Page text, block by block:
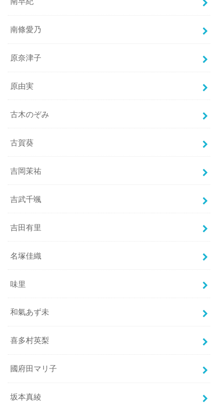
南條愛乃
原奈津子
原由実
古木のぞみ
古賀葵
吉岡茉祐
吉武千颯
吉田有里
名塚佳織
味里
和氣あず未
喜多村英梨
國府田マリ子
坂本真綾